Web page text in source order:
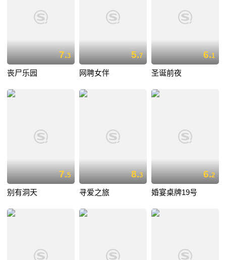
7.3
丧尸乐园
5.7
网聘女伴
6.1
圣诞前夜
7.5
别有洞天
8.3
寻爱之旅
6.2
婚宴桌牌19号